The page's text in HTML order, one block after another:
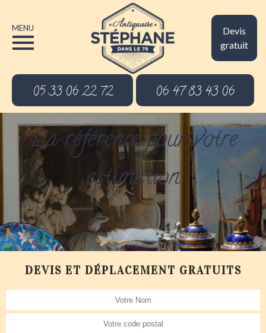
Devis
gratuit
MENU
05 33 06 22 72 06 47 83 43 06
La référence pour votre
estimation
DEVIS ET DÉPLACEMENT GRATUITS